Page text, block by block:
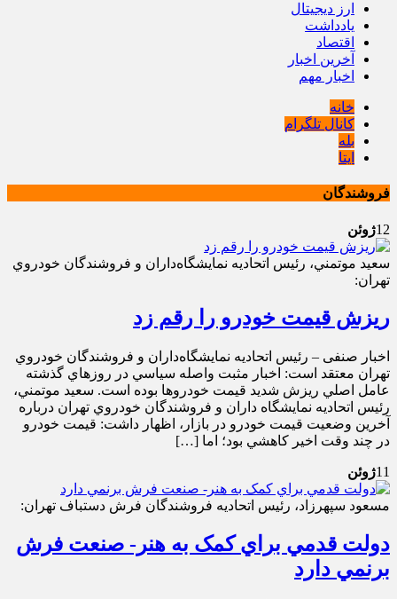
ارز دیجیتال
یادداشت
اقتصاد
آخرین اخبار
اخبار مهم
خانه
کانال تلگرام
بله
ایتا
فروشندگان
12ژوئن
سعيد موتمني، رئيس اتحاديه نمايشگاه‌داران و فروشندگان خودروي
تهران:
ريزش قيمت خودرو را رقم زد
اخبار صنفی – رئيس اتحاديه نمايشگاه‌داران و فروشندگان خودروي
تهران معتقد است: اخبار مثبت واصله سياسي در روزهاي گذشته
عامل اصلي ريزش شديد قيمت‌ خودروها بوده است. سعيد موتمني،
رئيس اتحاديه نمايشگاه داران و فروشندگان خودروي تهران درباره
آخرين وضعيت قيمت خودرو در بازار، اظهار داشت: قيمت خودرو
در چند وقت اخير کاهشي بود؛ اما […]
11ژوئن
مسعود سپهرزاد، رئيس اتحاديه فروشندگان فرش دستباف تهران:
دولت قدمي براي کمک به هنر- صنعت فرش
برنمي دارد